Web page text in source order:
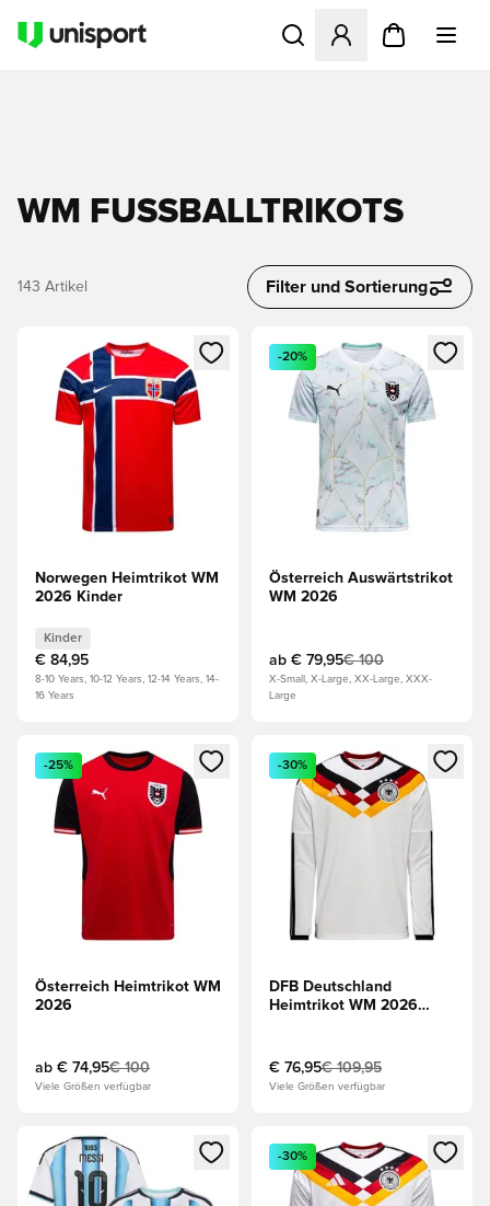
Öffnet ein Fenster zum
WM FUSSBALLTRIKOTS
143 Artikel Filter und Sortierung
Öffnet ein Fenster zum Anmelden oder Registrieren als
Norwegen Heimtrikot WM
2026 Kinder
Kinder
€ 84,95
8-10 Years, 10-12 Years, 12-14 Years, 14-
16 Years
Öffnet ein Fenster zum
-20%
Österreich Auswärtstrikot
WM 2026
ab € 79,95€ 100
X-Small, X-Large, XX-Large, XXX-
Large
Öffnet ein Fenster zum Anmelden oder Registrieren als
-25%
Österreich Heimtrikot WM
2026
ab € 74,95€ 100
Viele Größen verfügbar
Öffnet ein Fenster zum
-30%
DFB Deutschland
Heimtrikot WM 2026
€ 76,95€ 109,95
Viele Größen verfügbar
Öffnet ein Fenster zum Anmelden oder Registrieren als
Öffnet ein Fenster zum
-30%